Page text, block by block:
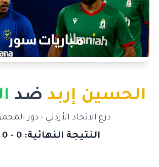
الحسين إربد ضد
درع الاتحاد الأردني - دور
النتيجة النهائية: 0 - 0 ⚽